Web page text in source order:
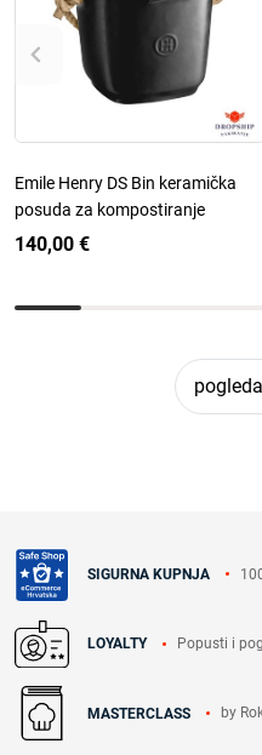
Emile Henry DS Bin keramička
posuda za kompostiranje
140,00 €
SIGURNA KUPNJA
LOYALTY Popusti i
MASTERCLASS by